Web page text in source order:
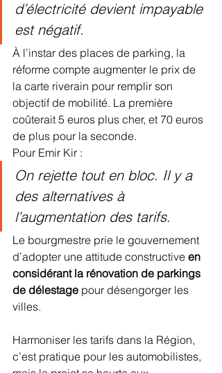
d’électricité devient impayable
est négatif.
À l’instar des places de parking, la
réforme compte augmenter le prix de
la carte riverain pour remplir son
objectif de mobilité. La première
coûterait 5 euros plus cher, et 70 euros
de plus pour la seconde.
Pour Emir Kir :
On rejette tout en bloc. Il y a
des alternatives à
l’augmentation des tarifs.
Le bourgmestre prie le gouvernement
d’adopter une attitude constructive en
considérant la rénovation de parkings
de délestage pour désengorger les
villes.
Harmoniser les tarifs dans la Région,
c’est pratique pour les automobilistes,